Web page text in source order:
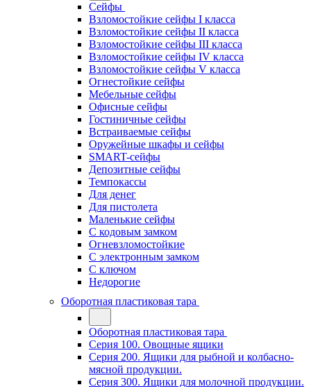
Сейфы
Взломостойкие сейфы I класса
Взломостойкие сейфы II класса
Взломостойкие сейфы III класса
Взломостойкие сейфы IV класса
Взломостойкие сейфы V класса
Огнестойкие сейфы
Мебельные сейфы
Офисные сейфы
Гостиничные сейфы
Встраиваемые сейфы
Оружейные шкафы и сейфы
SMART-сейфы
Депозитные сейфы
Темпокассы
Для денег
Для пистолета
Маленькие сейфы
С кодовым замком
Огневзломостойкие
С электронным замком
С ключом
Недорогие
Оборотная пластиковая тара
Оборотная пластиковая тара
Серия 100. Овощные ящики
Серия 200. Ящики для рыбной и колбасно-
мясной продукции.
Серия 300. Ящики для молочной продукции.